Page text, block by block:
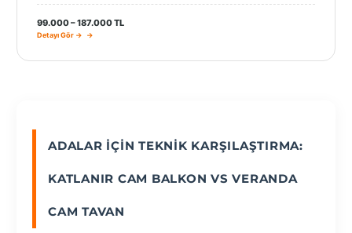
99.000 – 187.000 TL
Detayı Gör →
ADALAR İÇIN TEKNIK KARŞILAŞTIRMA:
KATLANIR CAM BALKON VS VERANDA
CAM TAVAN